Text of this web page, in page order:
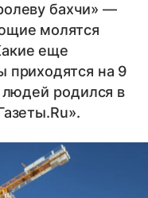
бахчи» —
молятся
еще
приходятся на 9
людей родился в